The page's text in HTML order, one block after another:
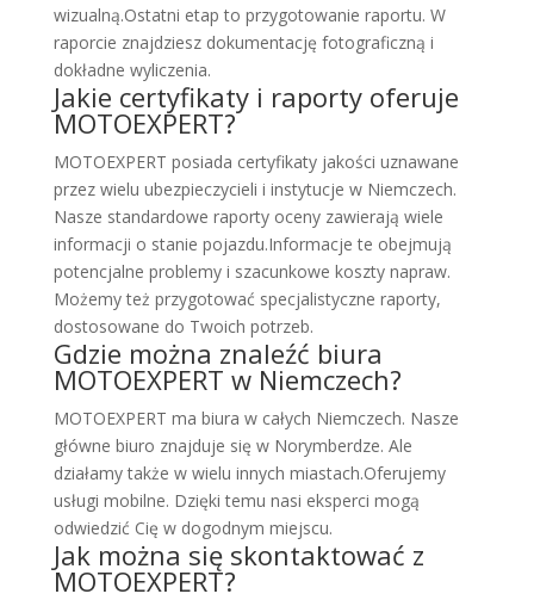
wizualną.Ostatni etap to przygotowanie raportu. W
raporcie znajdziesz dokumentację fotograficzną i
dokładne wyliczenia.
Jakie certyfikaty i raporty oferuje
MOTOEXPERT?
MOTOEXPERT posiada certyfikaty jakości uznawane
przez wielu ubezpieczycieli i instytucje w Niemczech.
Nasze standardowe raporty oceny zawierają wiele
informacji o stanie pojazdu.Informacje te obejmują
potencjalne problemy i szacunkowe koszty napraw.
Możemy też przygotować specjalistyczne raporty,
dostosowane do Twoich potrzeb.
Gdzie można znaleźć biura
MOTOEXPERT w Niemczech?
MOTOEXPERT ma biura w całych Niemczech. Nasze
główne biuro znajduje się w Norymberdze. Ale
działamy także w wielu innych miastach.Oferujemy
usługi mobilne. Dzięki temu nasi eksperci mogą
odwiedzić Cię w dogodnym miejscu.
Jak można się skontaktować z
MOTOEXPERT?